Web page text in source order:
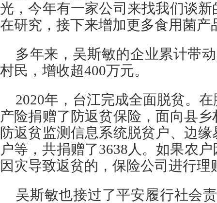
光，今年有一家公司来找我们谈
在研究，接下来增加更多食用菌产
多年来，吴斯敏的企业累计带
村民，增收超400万元。
2020年，台江完成全面脱贫。
产险捐赠了防返贫保险，面向县
防返贫监测信息系统脱贫户、边
户等，共捐赠了3638人。如果农
因灾导致返贫的，保险公司进行理
吴斯敏也接过了平安履行社会